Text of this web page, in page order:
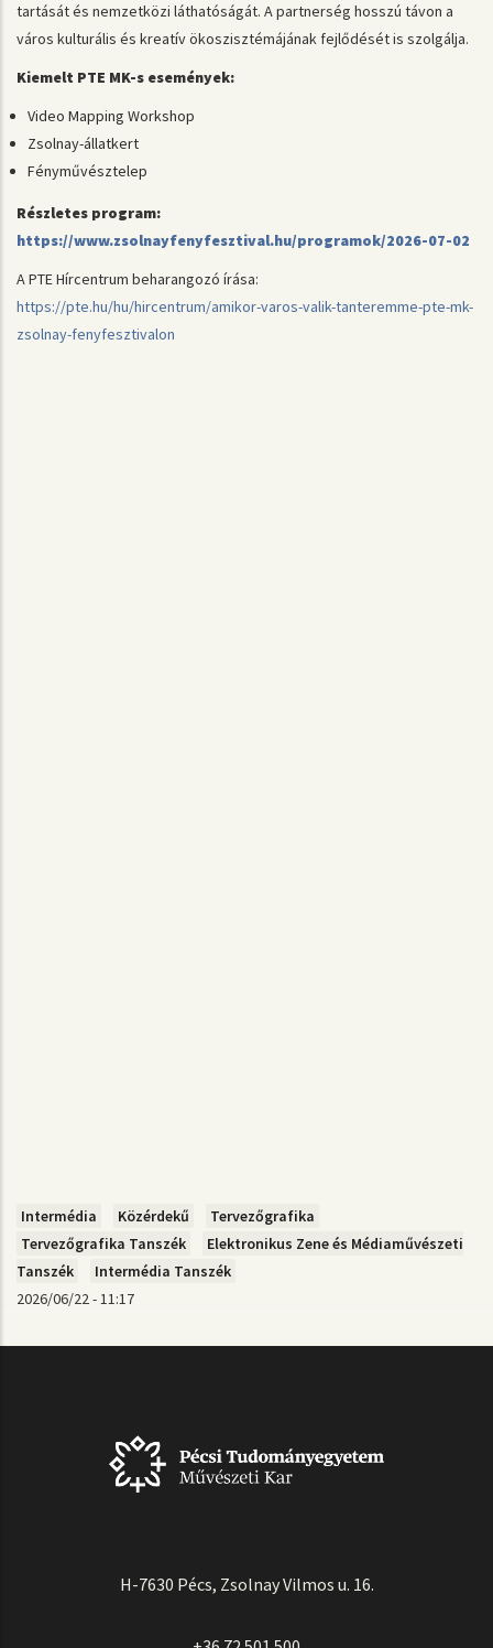
tartását és nemzetközi láthatóságát. A partnerség hosszú távon a
város kulturális és kreatív ökoszisztémájának fejlődését is szolgálja.
Kiemelt PTE MK-s események:
Video Mapping Workshop
Zsolnay-állatkert
Fényművésztelep
Részletes program:
https://www.zsolnayfenyfesztival.hu/programok/2026-07-02
A PTE Hírcentrum beharangozó írása:
https://pte.hu/hu/hircentrum/amikor-varos-valik-tanteremme-pte-mk-
zsolnay-fenyfesztivalon
Intermédia Közérdekű
Tervezőgrafika
Tervezőgrafika Tanszék
Elektronikus Zene és Médiaművészeti
Tanszék
Intermédia Tanszék
2026/06/22 - 11:17
H-7630 Pécs, Zsolnay Vilmos u. 16.